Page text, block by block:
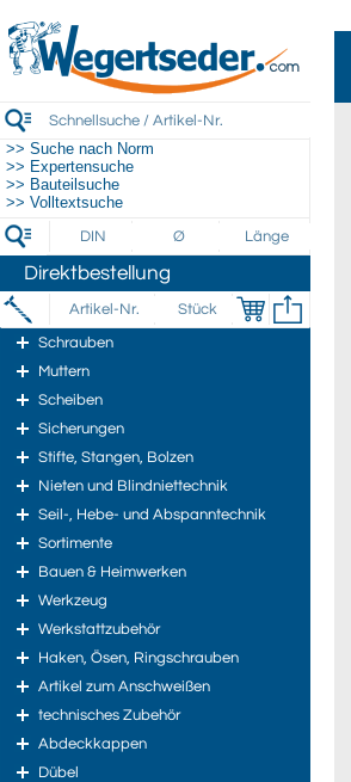
>> Suche nach Norm
>> Expertensuche
>> Bauteilsuche
>> Volltextsuche
Direktbestellung
Schrauben
Muttern
Scheiben
Sicherungen
Stifte, Stangen, Bolzen
Nieten und Blindniettechnik
Seil-, Hebe- und Abspanntechnik
Sortimente
Bauen & Heimwerken
Werkzeug
Werkstattzubehör
Haken, Ösen, Ringschrauben
Artikel zum Anschweißen
technisches Zubehör
Abdeckkappen
Dübel